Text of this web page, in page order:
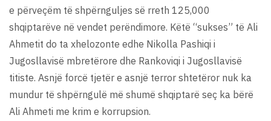
e përveçëm të shpërnguljes së rreth 125,000
shqiptarëve në vendet perëndimore. Këtë “sukses” të Ali
Ahmetit do ta xhelozonte edhe Nikolla Pashiqi i
Jugosllavisë mbretërore dhe Rankoviqi i Jugosllavisë
titiste. Asnjë forcë tjetër e asnjë terror shtetëror nuk ka
mundur të shpërngulë më shumë shqiptarë seç ka bërë
Ali Ahmeti me krim e korrupsion.